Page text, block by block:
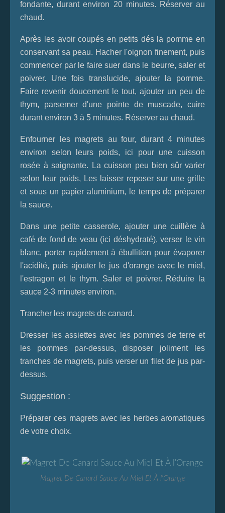
fondante, durant environ 20 minutes. Réserver au
chaud.
Après les avoir coupés en petits dés la pomme en
conservant sa peau. Hacher l'oignon finement, puis
commencer par le faire suer dans le beurre, saler et
poivrer. Une fois translucide, ajouter la pomme.
Faire revenir doucement le tout, ajouter un peu de
thym, parsemer d'une pointe de muscade, cuire
durant environ 3 à 5 minutes. Réserver au chaud.
Enfourner les magrets au four, durant 4 minutes
environ selon leurs poids, ici pour une cuisson
rosée à saignante. La cuisson peu bien sûr varier
selon leur poids, Les laisser reposer sur une grille
et sous un papier aluminium, le temps de préparer
la sauce.
Dans une petite casserole, ajouter une cuillère à
café de fond de veau (ici déshydraté), verser le vin
blanc, porter rapidement à ébullition pour évaporer
l'acidité, puis ajouter le jus d'orange avec le miel,
l'estragon et le thym. Saler et poivrer. Réduire la
sauce 2-3 minutes environ.
Trancher les magrets de canard.
Dresser les assiettes avec les pommes de terre et
les pommes par-dessus, disposer joliment les
tranches de magrets, puis verser un filet de jus par-
dessus.
Suggestion :
Préparer ces magrets avec les herbes aromatiques
de votre choix.
Magret De Canard Sauce Au Miel Et À l'Orange